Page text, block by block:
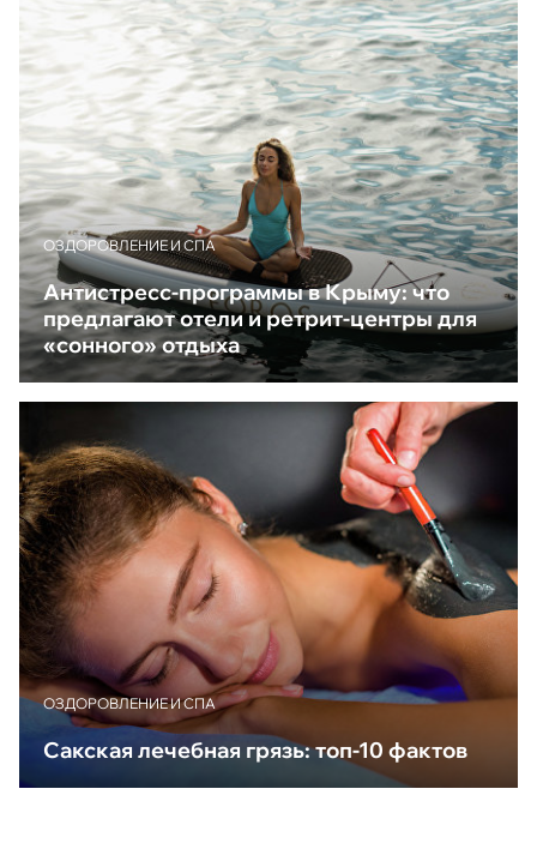
ОЗДОРОВЛЕНИЕ И СПА
Антистресс-программы в Крыму: что
предлагают отели и ретрит-центры для
«сонного» отдыха
ОЗДОРОВЛЕНИЕ И СПА
Сакская лечебная грязь: топ-10 фактов